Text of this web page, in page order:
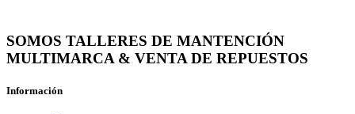
SOMOS TALLERES DE MANTENCIÓN
MULTIMARCA & VENTA DE REPUESTOS
Información